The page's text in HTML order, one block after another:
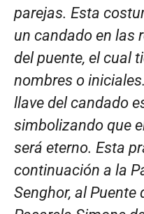
parejas. Esta
un candado en las
del puente, el cual
nombres o
llave del candado
simbolizando que
será eterno. Esta
continuación a la
Senghor, al Puente